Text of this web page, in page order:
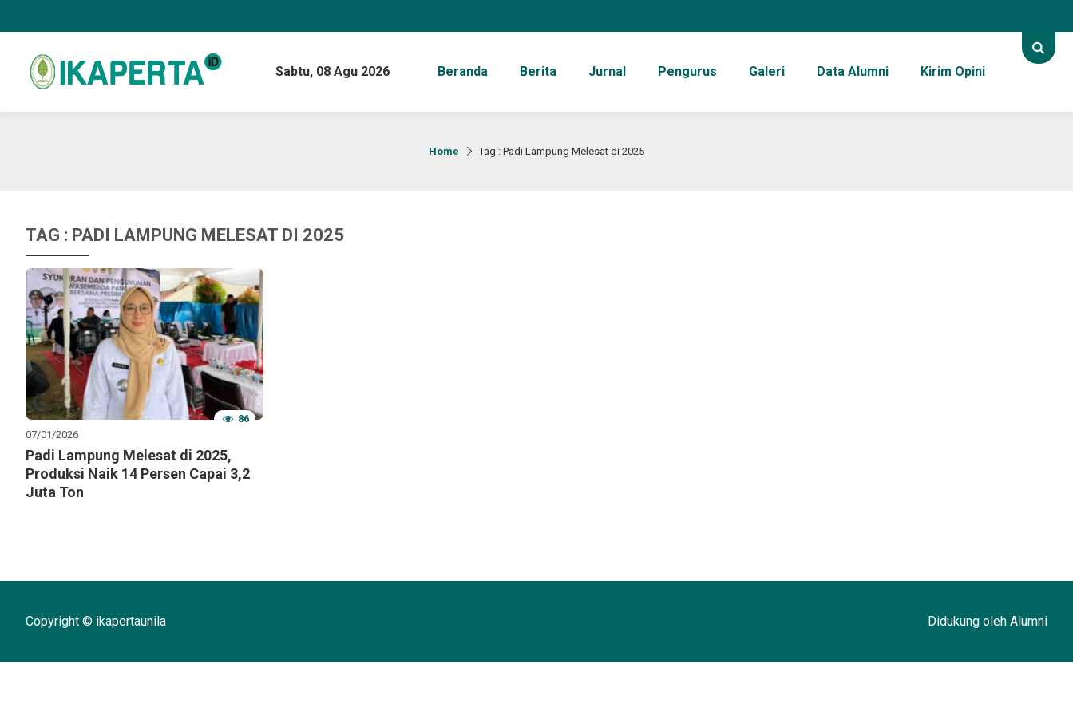
Sabtu, 08 Agu 2026 Beranda Berita Jurnal Pengurus Galeri Data Alumni Kirim Opini
Home Tag : Padi Lampung Melesat di 2025
TAG : PADI LAMPUNG MELESAT DI 2025
07/01/2026
86
Padi Lampung Melesat di 2025,
Produksi Naik 14 Persen Capai 3,2
Juta Ton
Copyright © ikapertaunila Didukung oleh Alumni